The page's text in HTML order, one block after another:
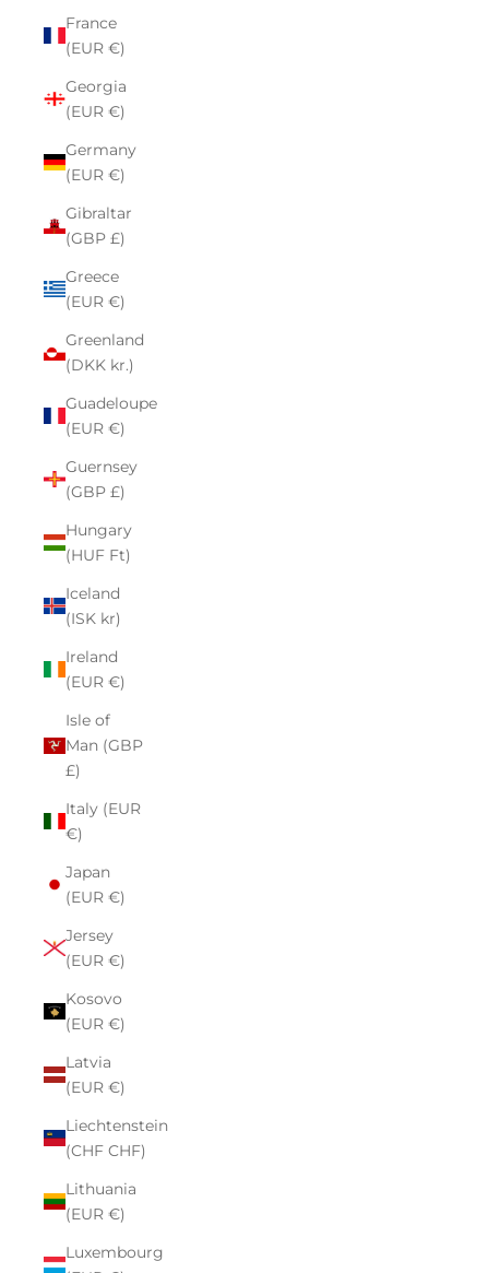
France
(EUR €)
Georgia
(EUR €)
Germany
(EUR €)
Gibraltar
(GBP £)
Greece
(EUR €)
Greenland
(DKK kr.)
Guadeloupe
(EUR €)
Guernsey
(GBP £)
Hungary
(HUF Ft)
Iceland
(ISK kr)
Ireland
(EUR €)
Isle of
Man (GBP
£)
Italy (EUR
€)
Japan
(EUR €)
Jersey
(EUR €)
Kosovo
(EUR €)
Latvia
(EUR €)
Liechtenstein
(CHF CHF)
Lithuania
(EUR €)
Luxembourg